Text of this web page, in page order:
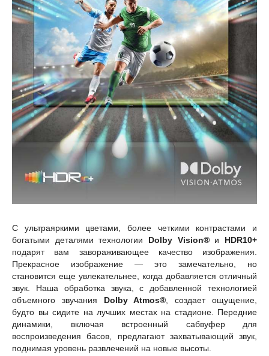
С ультраяркими цветами, более четкими контрастами и
богатыми деталями технологии Dolby Vision®и HDR10+
подарят вам завораживающее качество изображения.
Прекрасное изображение — это замечательно, но
становится еще увлекательнее, когда добавляется отличный
звук. Наша обработка звука, с добавленной технологией
объемного звучания Dolby Atmos® , создает ощущение,
будто вы сидите на лучших местах на стадионе. Передние
динамики, включая встроенный сабвуфер для
воспроизведения басов, предлагают захватывающий звук,
поднимая уровень развлечений на новые высоты.